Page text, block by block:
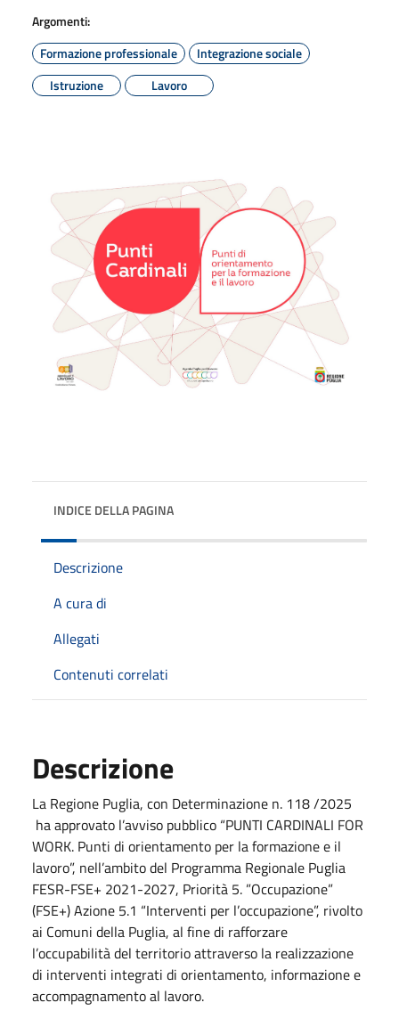
Argomenti:
Formazione professionale
Integrazione sociale
Istruzione
Lavoro
INDICE DELLA PAGINA
Descrizione
A cura di
Allegati
Contenuti correlati
Descrizione
La Regione Puglia, con Determinazione n. 118 /2025
ha approvato l’avviso pubblico “PUNTI CARDINALI FOR
WORK. Punti di orientamento per la formazione e il
lavoro”, nell’ambito del Programma Regionale Puglia
FESR-FSE+ 2021-2027, Priorità 5. ”Occupazione”
(FSE+) Azione 5.1 “Interventi per l’occupazione”, rivolto
ai Comuni della Puglia, al fine di rafforzare
l’occupabilità del territorio attraverso la realizzazione
di interventi integrati di orientamento, informazione e
accompagnamento al lavoro.